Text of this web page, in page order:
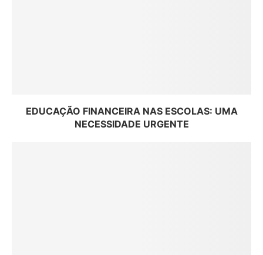
EDUCAÇÃO FINANCEIRA NAS ESCOLAS: UMA
NECESSIDADE URGENTE